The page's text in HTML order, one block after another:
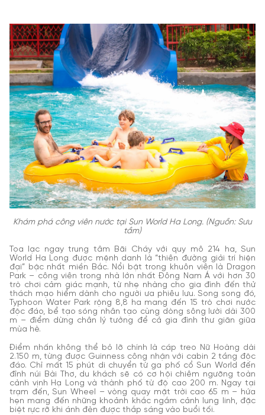
Khám phá công viên nước tại Sun World Ha Long. (Nguồn: Sưu
tầm)
Tọa lạc ngay trung tâm Bãi Cháy với quy mô 214 ha, Sun
World Ha Long được mệnh danh là “thiên đường giải trí hiện
đại” bậc nhất miền Bắc. Nổi bật trong khuôn viên là Dragon
Park – công viên trong nhà lớn nhất Đông Nam Á với hơn 30
trò chơi cảm giác mạnh, từ nhẹ nhàng cho gia đình đến thử
thách mạo hiểm dành cho người ưa phiêu lưu. Song song đó,
Typhoon Water Park rộng 8,8 ha mang đến 15 trò chơi nước
độc đáo, bể tạo sóng nhân tạo cùng dòng sông lười dài 300
m – điểm dừng chân lý tưởng để cả gia đình thư giãn giữa
mùa hè.
Điểm nhấn không thể bỏ lỡ chính là cáp treo Nữ Hoàng dài
2.150 m, từng được Guinness công nhận với cabin 2 tầng độc
đáo. Chỉ mất 15 phút di chuyển từ ga phố cổ Sun World đến
đỉnh núi Bài Thơ, du khách sẽ có cơ hội chiêm ngưỡng toàn
cảnh vịnh Hạ Long và thành phố từ độ cao 200 m. Ngay tại
trạm đến, Sun Wheel – vòng quay mặt trời cao 65 m – hứa
hẹn mang đến những khoảnh khắc ngắm cảnh lung linh, đặc
biệt rực rỡ khi ánh đèn được thắp sáng vào buổi tối.